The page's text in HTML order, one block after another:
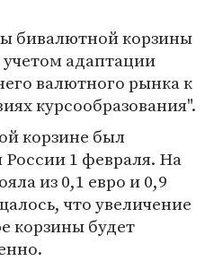
бивалютной корзины
адаптации
валютного рынка к
курсообразования".
корзине был
1 февраля. На
из 0,1 евро и 0,9
что увеличение
корзины будет